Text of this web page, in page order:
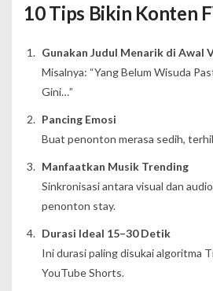
10 Tips Bikin Konten
Gunakan Judul Menarik di Awal
Misalnya: “Yang Belum Wisuda
Gini…”
Pancing Emosi
Buat penonton merasa sedih,
Manfaatkan Musik Trending
Sinkronisasi antara visual dan
penonton stay.
Durasi Ideal 15–30 Detik
Ini durasi paling disukai algoritma
YouTube Shorts.